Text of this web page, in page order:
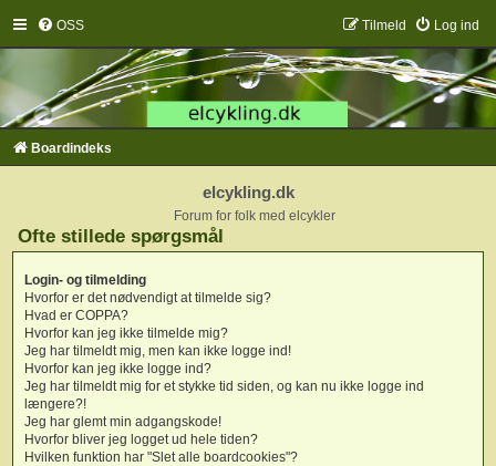
OSS Log ind
Tilmeld
Boardindeks
elcykling.dk
Forum for folk med elcykler
Ofte stillede spørgsmål
Login- og tilmelding
Hvorfor er det nødvendigt at tilmelde sig?
Hvad er COPPA?
Hvorfor kan jeg ikke tilmelde mig?
Jeg har tilmeldt mig, men kan ikke logge ind!
Hvorfor kan jeg ikke logge ind?
Jeg har tilmeldt mig for et stykke tid siden, og kan nu ikke logge ind
længere?!
Jeg har glemt min adgangskode!
Hvorfor bliver jeg logget ud hele tiden?
Hvilken funktion har "Slet alle boardcookies"?